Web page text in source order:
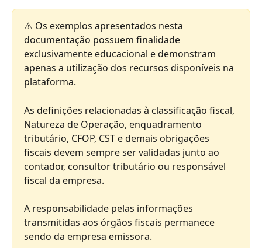
⚠️ Os exemplos apresentados nesta
documentação possuem finalidade
exclusivamente educacional e demonstram
apenas a utilização dos recursos disponíveis na
plataforma.
As definições relacionadas à classificação fiscal,
Natureza de Operação, enquadramento
tributário, CFOP, CST e demais obrigações
fiscais devem sempre ser validadas junto ao
contador, consultor tributário ou responsável
fiscal da empresa.
A responsabilidade pelas informações
transmitidas aos órgãos fiscais permanece
sendo da empresa emissora.